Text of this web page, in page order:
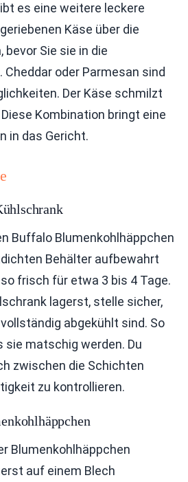
es eine weitere leckere
Käse über die
bevor Sie sie in die
oder Parmesan sind
Der Käse schmilzt
Kombination bringt eine
in das Gericht.
Buffalo Blumenkohlhäppchen
Behälter aufbewahrt
frisch für etwa 3 bis 4 Tage.
lagerst, stelle sicher,
abgekühlt sind. So
sie matschig werden. Du
zwischen die Schichten
zu kontrollieren.
Blumenkohlhäppchen
auf einem Blech